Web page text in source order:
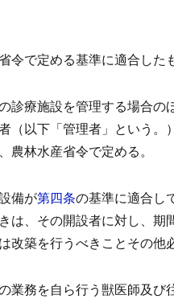
で定める基準に適合した
診療施設を管理する場合の
（以下「管理者」という
林水産省令で定める。
備が第四条の基準に適合し
は、その開設者に対し、
築を行うべきことその他
業務を自ら行う獣医師及